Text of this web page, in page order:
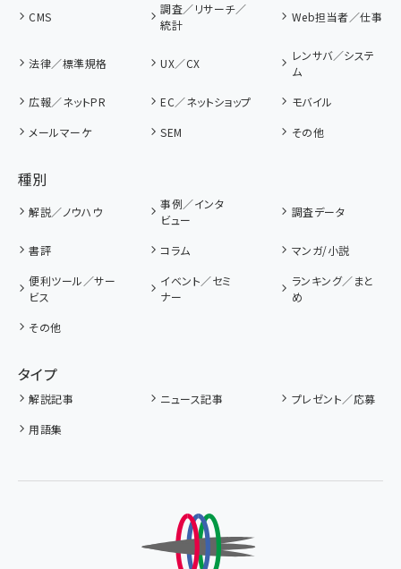
CMS
調査／リサーチ／
統計
Web担当者／仕事
法律／標準規格 UX／CX
レンサバ／システ
ム
広報／ネットPR
EC／ネットショップ
モバイル
メールマーケ
SEM その他
種別
解説／ノウハウ
事例／インタ
ビュー
調査データ
書評 コラム
マンガ/小説
便利ツール／サー
ビス
イベント／セミ
ナー
ランキング／まと
め
その他
タイプ
解説記事 ニュース記事
プレゼント／応募
用語集